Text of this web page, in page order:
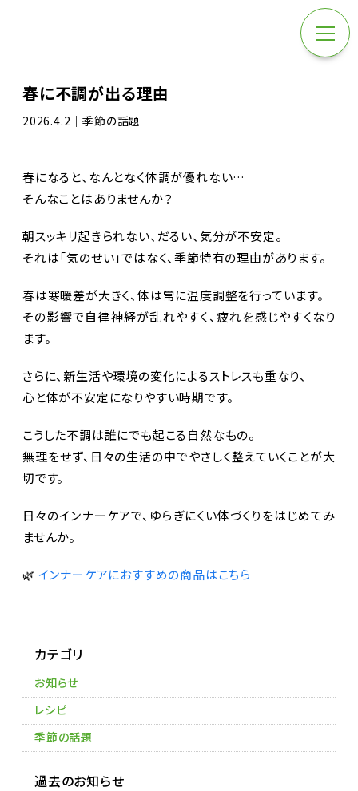
春に不調が出る理由
2026.4.2｜季節の話題
春になると、なんとなく体調が優れない…
そんなことはありませんか？
朝スッキリ起きられない、だるい、気分が不安定。
それは「気のせい」ではなく、季節特有の理由があります。
春は寒暖差が大きく、体は常に温度調整を行っています。
その影響で自律神経が乱れやすく、疲れを感じやすくなり
ます。
さらに、新生活や環境の変化によるストレスも重なり、
心と体が不安定になりやすい時期です。
こうした不調は誰にでも起こる自然なもの。
無理をせず、日々の生活の中でやさしく整えていくことが大
切です。
日々のインナーケアで、ゆらぎにくい体づくりをはじめてみ
ませんか。
🌿 インナーケアにおすすめの商品はこちら
カテゴリ
お知らせ
レシピ
季節の話題
過去のお知らせ